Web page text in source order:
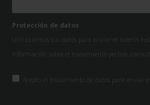
Protección de datos
Utilizaremos tus datos para enviar el boletín
información sobre el tratamiento yechos,
Acepto el tratamiento de datos para enviar